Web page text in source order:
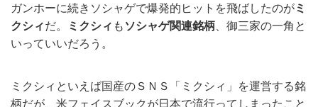
ガンホーに続きソシャゲで爆発的ヒットを飛ばしたのがミ
クシィだ。 ミクシィ も ソシャゲ関連銘柄、御三家の一角と
いっていいだろう。
ミクシィといえば国産のＳＮＳ「ミクシィ」を運営する銘
柄だが、米フェイスブックが日本で流行ってしまったこと